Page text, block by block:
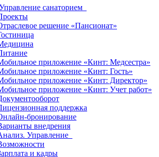
санаторием
решение «Пансионат»
приложение «Кинт: Медсестра»
приложение «Кинт: Гость»
приложение «Кинт: Директор»
приложение «Кинт: Учет работ»
поддержка
бронирование
внедрения
Управление
и кадры